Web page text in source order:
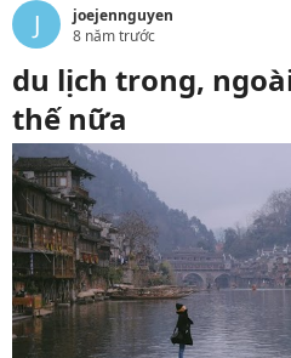
J
joejennguyen
8 năm trước
du lịch trong,
thế nữa